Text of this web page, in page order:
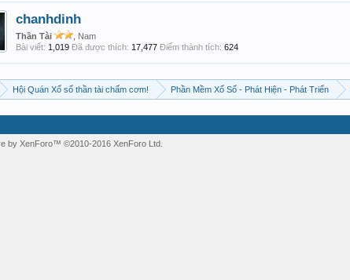
chanhdinh
Thần Tài
, Nam
Bài viết: 1,019 Đã được thích: 17,477 Điểm thành tích: 624
Hội Quán Xổ số thần tài chấm cơm! Phần Mềm Xổ Số - Phát Hiện - Phát Triển
by XenForo™ ©2010-2016 XenForo Ltd.